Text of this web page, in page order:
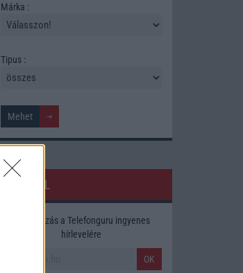
Márka :
Tipus :
HÍRLEVÉL
Feliratkozás a Telefonguru ingyenes
hírlevelére
OK